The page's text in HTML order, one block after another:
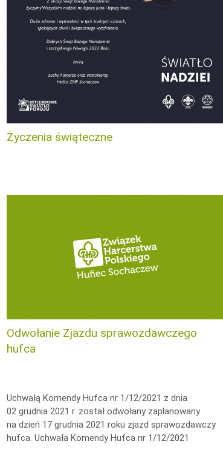
Życzenia świąteczne
Odwołanie Zjazdu sprawozdawczego
hufca
Uchwałą Komendy Hufca nr 1/12/2021 z dnia
02 grudnia 2021 r. został odwołany zaplanowany
na dzień 17 grudnia 2021 roku zjazd sprawozdawczy
hufca. Uchwała Komendy Hufca nr 1/12/2021